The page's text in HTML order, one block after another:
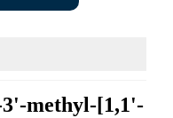
methyl-[1,1'-